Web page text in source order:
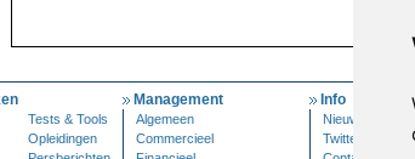
Tests & Tools
Opleidingen
Management
Algemeen
Commercieel
Info
Nieuwsbrief
Twitter